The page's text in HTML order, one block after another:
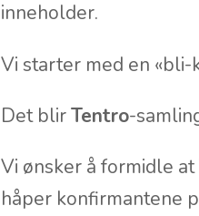
inneholder.
Vi starter med en
Det blirTentro-
Vi ønsker å formidle at
håper konfirmantene